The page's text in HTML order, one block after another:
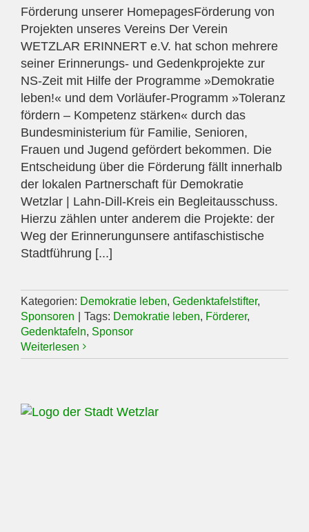
Förderung unserer HomepagesFörderung von
Projekten unseres Vereins Der Verein
WETZLAR ERINNERT e.V. hat schon mehrere
seiner Erinnerungs- und Gedenkprojekte zur
NS-Zeit mit Hilfe der Programme »Demokratie
leben!« und dem Vorläufer-Programm »Toleranz
fördern – Kompetenz stärken« durch das
Bundesministerium für Familie, Senioren,
Frauen und Jugend gefördert bekommen. Die
Entscheidung über die Förderung fällt innerhalb
der lokalen Partnerschaft für Demokratie
Wetzlar | Lahn-Dill-Kreis ein Begleitausschuss.
Hierzu zählen unter anderem die Projekte: der
Weg der Erinnerungunsere antifaschistische
Stadtführung [...]
Kategorien: Demokratie leben, Gedenktafelstifter,
Sponsoren
Tags: Demokratie leben, Förderer,
Gedenktafeln, Sponsor
Weiterlesen